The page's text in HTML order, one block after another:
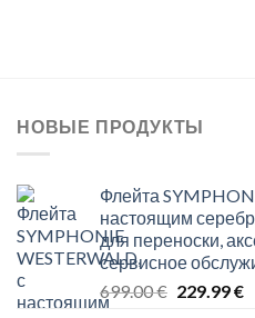
НОВЫЕ ПРОДУКТЫ
Флейта
настоящим
для переноски,
сервисное
699.00€ Original
229.99€